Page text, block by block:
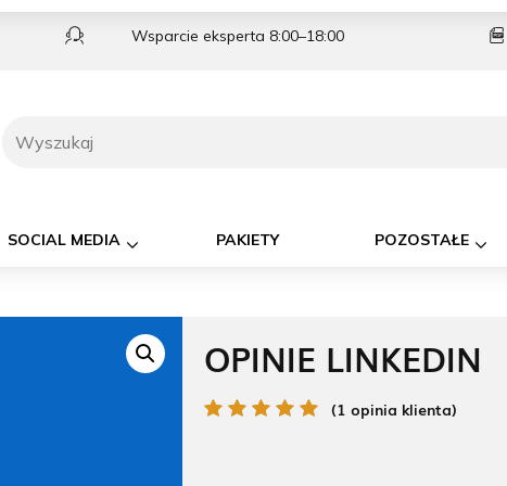
Wsparcie eksperta 8:00–18:00
SOCIAL MEDIA PAKIETY POZOSTAŁE
OPINIE LINKEDIN
(1 opinia klienta)